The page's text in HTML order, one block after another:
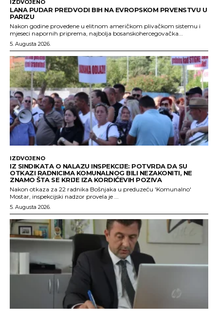
IZDVOJENO
LANA PUDAR PREDVODI BIH NA EVROPSKOM PRVENSTVU U
PARIZU
Nakon godine provedene u elitnom američkom plivačkom sistemu i
mjeseci napornih priprema, najbolja bosanskohercegovačka...
5. Augusta 2026.
IZDVOJENO
IZ SINDIKATA O NALAZU INSPEKCIJE: POTVRDA DA SU
OTKAZI RADNICIMA KOMUNALNOG BILI NEZAKONITI, NE
ZNAMO ŠTA SE KRIJE IZA KORDIĆEVIH POZIVA
Nakon otkaza za 22 radnika Bošnjaka u preduzeću 'Komunalno'
Mostar, inspekcijski nadzor provela je ...
5. Augusta 2026.